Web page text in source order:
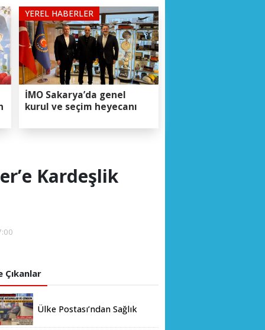
YEREL HABERLER
İMO Sakarya’da genel
kurul ve seçim heyecanı
Kardeşlik
Çıkanlar
Ülke Postası’ndan Sağlık